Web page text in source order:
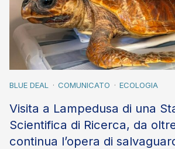
BLUE DEAL COMUNICATO ECOLOGIA
Visita a Lampedusa di una
Scientifica di Ricerca, da
continua l’opera di